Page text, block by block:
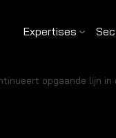
Expertises
opgaande lijn